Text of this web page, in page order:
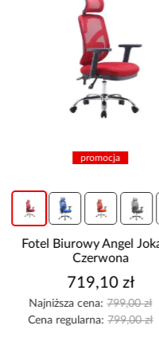
promocja
+1
Fotel Biurowy Angel Jokasta
Czerwona
719,10 zł
Najniższa cena:799,00 zł
Cena regularna:799,00 zł